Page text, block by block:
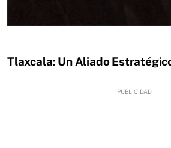
Tlaxcala: Un Aliado